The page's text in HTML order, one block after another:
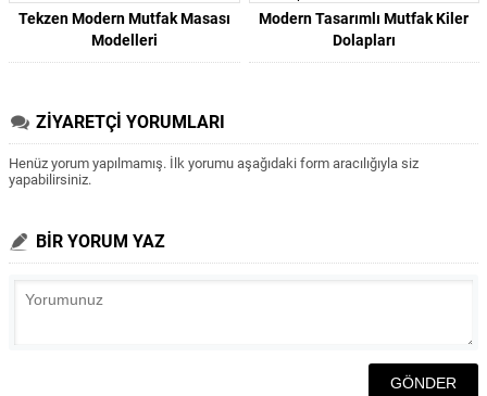
Tekzen Modern Mutfak Masası
Modelleri
Modern Tasarımlı Mutfak Kiler
Dolapları
ZİYARETÇİ YORUMLARI
Henüz yorum yapılmamış. İlk yorumu aşağıdaki form aracılığıyla siz
yapabilirsiniz.
BİR YORUM YAZ